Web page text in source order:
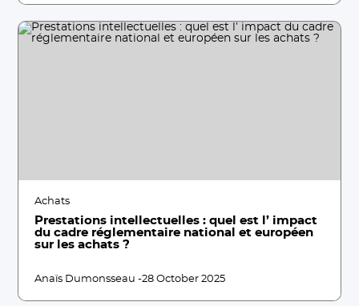
Achats
Prestations intellectuelles : quel est l’ impact
du cadre réglementaire national et européen
sur les achats ?
Anaïs Dumonsseau -28 October 2025